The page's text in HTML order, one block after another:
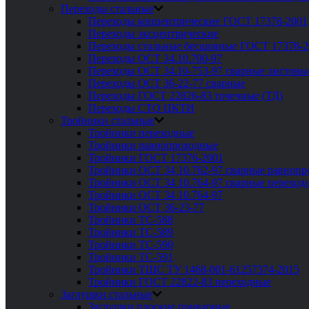
Переходы стальные
Переходы концентрические ГОСТ 17378-2001
Переходы эксцентрические
Переходы стальные бесшовные ГОСТ 17378-
Переходы ОСТ 34.10.700-97
Переходы ОСТ 34.10-753-97 сварные
Переходы ОСТ 36-22-77 сварные
Переходы ГОСТ 22826-83 точечные (ТД)
Переходы СТО ЦКТИ
Тройники стальные
Тройники переходные
Тройники равнопроходные
Тройники ГОСТ 17376-2001
Тройники ОСТ 34 10.762-97 сварные
Тройники ОСТ 34 10.764-97 сварные
Тройники ОСТ 34 10.764-97
Тройники ОСТ 36-23-77
Тройники ТС-588
Тройники ТС-589
Тройники ТС-590
Тройники ТС-591
Тройники ТШС ТУ 1468-001-61257374-2015
Тройники ГОСТ 22822-83 переходные
Заглушки стальные
Заглушки плоские приварные